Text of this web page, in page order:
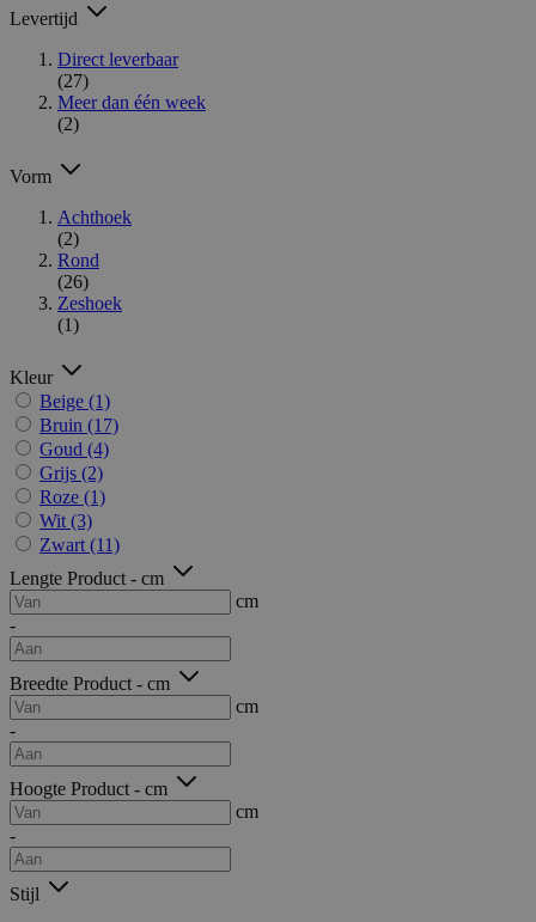
Levertijd
Direct leverbaar
(27)
Meer dan één week
(2)
Vorm
Achthoek
(2)
Rond
(26)
Zeshoek
(1)
Kleur
Beige (1)
Bruin (17)
Goud (4)
Grijs (2)
Roze (1)
Wit (3)
Zwart (11)
Lengte Product - cm
cm
-
Breedte Product - cm
cm
-
Hoogte Product - cm
cm
-
Stijl